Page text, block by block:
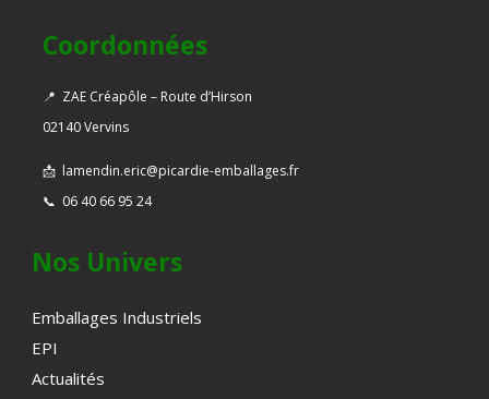
Coordonnées
📍 ZAE Créapôle – Route d’Hirson
02140 Vervins
📩 lamendin.eric@picardie-emballages.fr
📞 06 40 66 95 24
Nos Univers
Emballages Industriels
EPI
Actualités